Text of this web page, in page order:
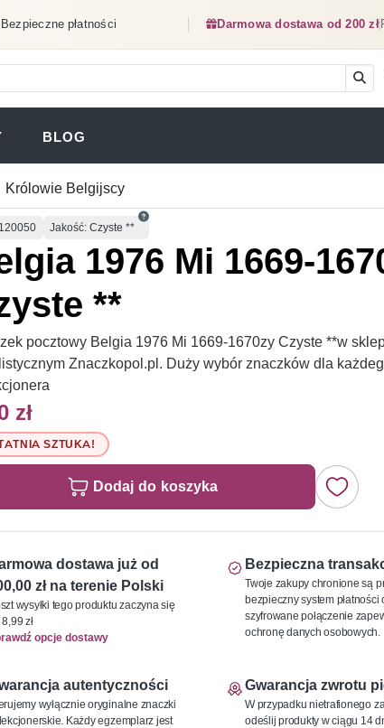
Bezpieczne płatności Darmowa dostawa od 200 zł
BLOG
Królowie Belgijscy
Jakość: Czyste **
1976 Mi 1669-
**
pocztowy Belgia 1976 Mi 1669-1670zy Czyste **w
Znaczkopol.pl. Duży wybór znaczków dla
zł
SZTUKA!
Dodaj do koszyka
dostawa już od
zł na terenie Polski
wysyłki tego produktu zaczyna się
zł
opcje dostawy
Bezpieczna
Twoje zakupy chronione są
bezpieczny system płatności
szyfrowane połączenie
ochronę danych osobowych.
autentyczności
wyłącznie oryginalne znaczki
Każdy egzemplarz jest
Gwarancja zwrotu
W przypadku nietrafionego
odeślij produkty w ciągu 14